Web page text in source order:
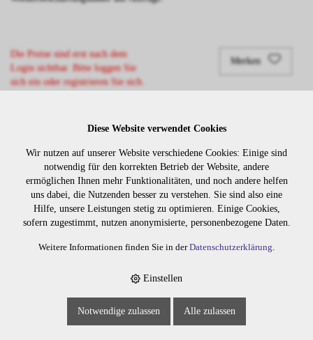
Die Preise sind erst nach dem
Login sichtbar. Bitte loggen Sie
sich ein oder registrieren Sie sich.
Merken
BESCHREIBUNG
Majirel 7 Mittelblond
Majirel ist eine hochwertige oxidative Haarfarbe von L'Oréal
Professionnel, die für intensive Farbergebnisse und langanhaltende
pflegende Schönheitscreme und enthält die exklusiven Wirkstoffe
stärken und schützen. Das Ergebnis: gleichmässige, leuchtende
Diese Website verwendet Cookies
Wir nutzen auf unserer Website verschiedene Cookies: Einige sind
notwendig für den korrekten Betrieb der Website, andere
ermöglichen Ihnen mehr Funktionalitäten, und noch andere helfen
uns dabei, die Nutzenden besser zu verstehen. Sie sind also eine
Hilfe, unsere Leistungen stetig zu optimieren. Einige Cookies,
sofern zugestimmt, nutzen anonymisierte, personenbezogene Daten.
Weitere Informationen finden Sie in derDatenschutzerklärung.
Einstellen
Notwendige zulassen Alle zulassen